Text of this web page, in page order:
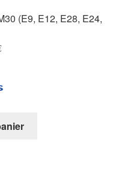
(E9, E12, E28, E24,